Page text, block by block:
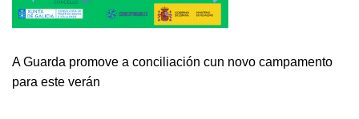
A Guarda promove a conciliación cun novo campamento
para este verán